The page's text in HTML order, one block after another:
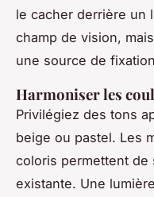
le cacher derrière un
champ de vision,
une source de
Harmoniser les
Privilégiez des tons
beige ou pastel. Les
coloris permettent de
existante. Une